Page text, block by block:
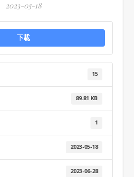
2023-05-18
下載
15
89.81 KB
1
2023-05-18
2023-06-28